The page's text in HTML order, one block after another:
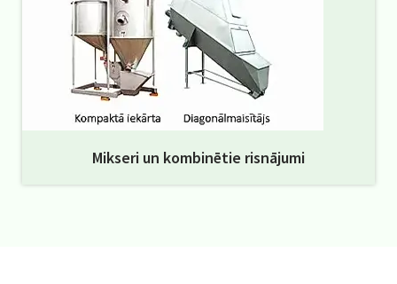
Mikseri un kombinētie risnājumi